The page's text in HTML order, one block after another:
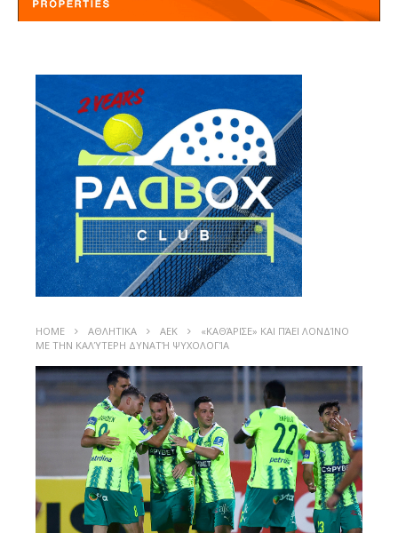
HOME ΑΘΛΗΤΙΚΑ ΑΕΚ
«ΚΑΘΆΡΙΣΕ» ΚΑΙ ΠΆΕΙ ΛΟΝΔΊΝΟ
ΜΕ ΤΗΝ ΚΑΛΎΤΕΡΗ ΔΥΝΑΤΉ ΨΥΧΟΛΟΓΊΑ